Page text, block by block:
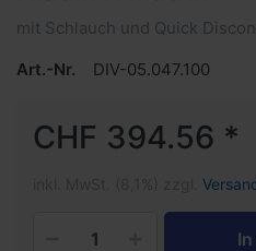
mit Schlauch und Quick
Art.-Nr.
DIV-05.047.100
CHF 394.56 *